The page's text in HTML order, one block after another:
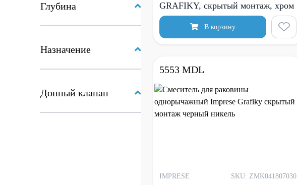
Глубина
Назначение
Донный клапан
GRAFIKY, скрытый монтаж, хром
В корзину
5553 MDL
IMPRESE SKU: ZMK041807030